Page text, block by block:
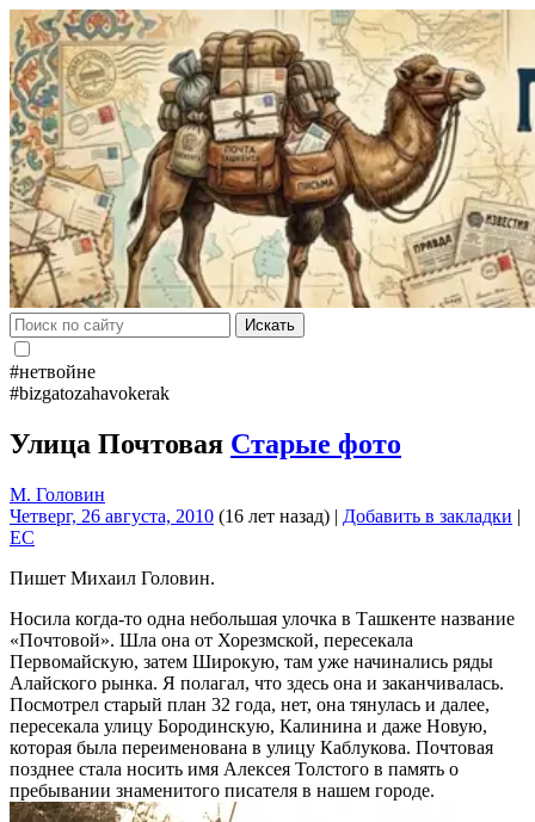
Искать
#нетвойне
#bizgatozahavokerak
Улица Почтовая Старые фото
М. Головин
Четверг, 26 августа, 2010 (16 лет назад) | Добавить в закладки |
EC
Пишет Михаил Головин.
Носила когда-то одна небольшая улочка в Ташкенте название
«Почтовой». Шла она от Хорезмской, пересекала
Первомайскую, затем Широкую, там уже начинались ряды
Алайского рынка. Я полагал, что здесь она и заканчивалась.
Посмотрел старый план 32 года, нет, она тянулась и далее,
пересекала улицу Бородинскую, Калинина и даже Новую,
которая была переименована в улицу Каблукова. Почтовая
позднее стала носить имя Алексея Толстого в память о
пребывании знаменитого писателя в нашем городе.